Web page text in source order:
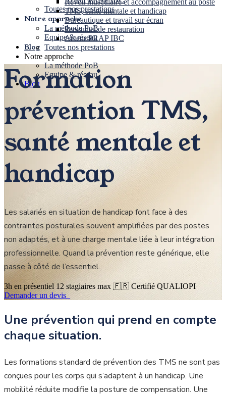
Toutes nos prestations
Notre approche
La méthode PoB
Equipe & réseau
Blog
Réveil musculaire et accompagnement au poste
TMS, santé mentale et handicap
Bureautique et travail sur écran
Personnel de restauration
Acteur PRAP IBC
Toutes nos prestations
Notre approche
La méthode PoB
Equipe & réseau
Blog
Formation
prévention TMS,
santé mentale et
handicap
Les salariés en situation de handicap font face à des
contraintes posturales souvent amplifiées par des postes
non adaptés, et à une charge mentale liée à leur intégration
professionnelle. Quand la prévention reste générique, elle
passe à côté de l’essentiel.
3h en présentiel 12 stagiaires max 🇫🇷 Certifié QUALIOPI
Demander un devis_
Une prévention qui prend en compte
chaque situation.
Les formations standard de prévention des TMS ne sont pas
conçues pour les corps qui s’adaptent à un handicap. Une
mobilité réduite modifie la posture de compensation. Une